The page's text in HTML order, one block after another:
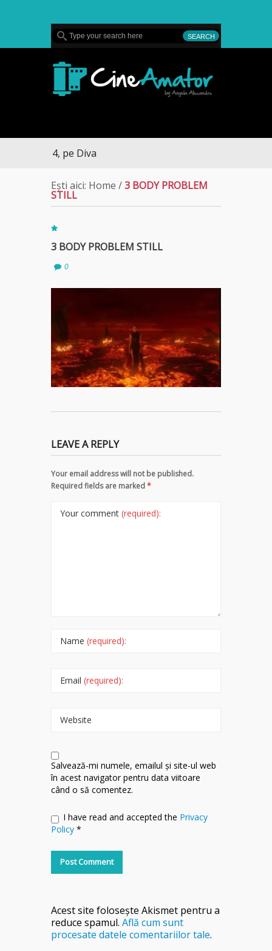
4, pe Diva
Ești aici: Home /3 BODY PROBLEM
STILL
3 BODY PROBLEM STILL
0
LEAVE A REPLY
Your email address will not be published.
Required fields are marked*
Your comment (required):
Name (required):
Email (required):
Website
Salvează-mi numele, emailul și site-ul web
în acest navigator pentru data viitoare
când o să comentez.
I have read and accepted the Privacy
Policy *
Acest site folosește Akismet pentru a
reduce spamul. Află cum sunt
procesate datele comentariilor tale.